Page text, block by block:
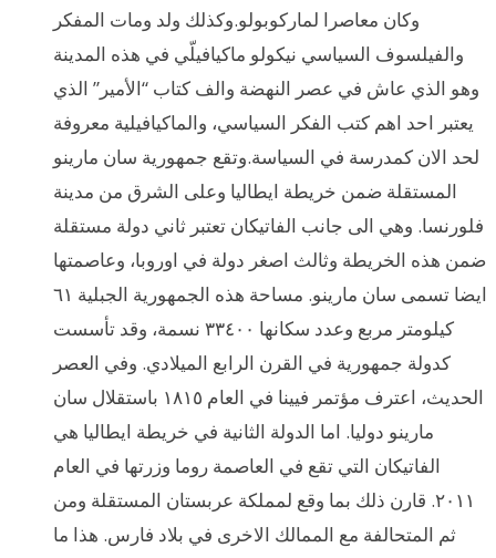
وكان معاصرا لماركوبولو.وكذلك ولد ومات المفكر
والفيلسوف السياسي نيكولو ماكيافيلّي في هذه المدينة
وهو الذي عاش في عصر النهضة والف كتاب “الأمير” الذي
يعتبر احد اهم كتب الفكر السياسي، والماكيافيلية معروفة
لحد الان كمدرسة في السياسة.وتقع جمهورية سان مارينو
المستقلة ضمن خريطة ايطاليا وعلى الشرق من مدينة
فلورنسا. وهي الى جانب الفاتيكان تعتبر ثاني دولة مستقلة
ضمن هذه الخريطة وثالث اصغر دولة في اوروبا، وعاصمتها
ايضا تسمى سان مارينو. مساحة هذه الجمهورية الجبلية ٦١
كيلومتر مربع وعدد سكانها ٣٣٤٠٠ نسمة، وقد تأسست
كدولة جمهورية في القرن الرابع الميلادي. وفي العصر
الحديث، اعترف مؤتمر فيينا في العام ١٨١٥ باستقلال سان
مارينو دوليا. اما الدولة الثانية في خريطة ايطاليا هي
الفاتيكان التي تقع في العاصمة روما وزرتها في العام
٢٠١١. قارن ذلك بما وقع لمملكة عربستان المستقلة ومن
ثم المتحالفة مع الممالك الاخرى في بلاد فارس. هذا ما